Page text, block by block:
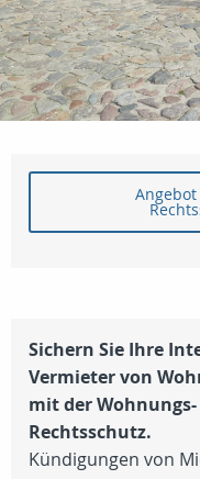
Sichern Sie Ihre
Vermieter von
mit der
Rechtsschutz.
Kündigungen von